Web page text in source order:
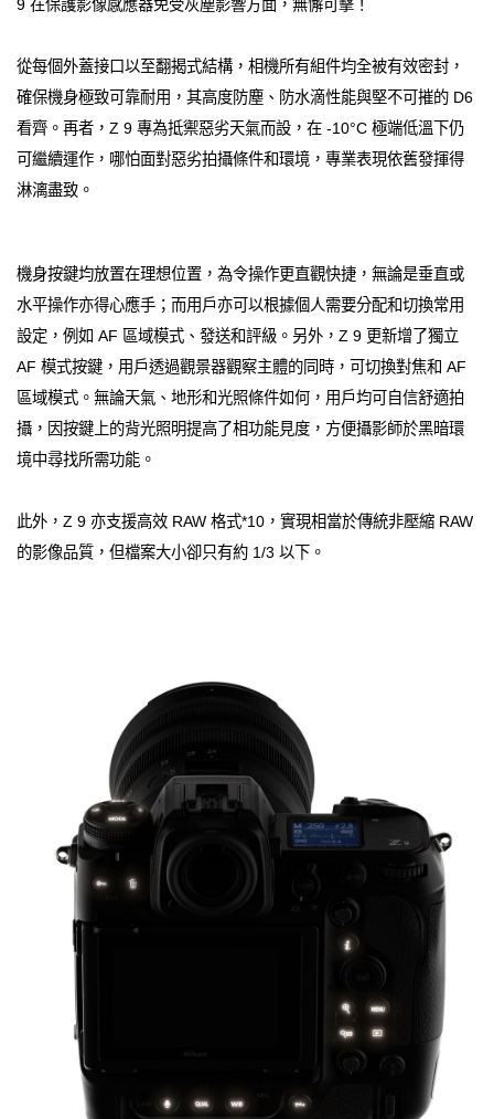
9 在保護影像感應器免受灰塵影響方面，無懈可擊！
從每個外蓋接口以至翻揭式結構，相機所有組件均全被有效密封，
確保機身極致可靠耐用，其高度防塵、防水滴性能與堅不可摧的 D6
看齊。再者，Z 9 專為抵禦惡劣天氣而設，在 -10°C 極端低溫下仍
可繼續運作，哪怕面對惡劣拍攝條件和環境，專業表現依舊發揮得
淋漓盡致。
機身按鍵均放置在理想位置，為令操作更直觀快捷，無論是垂直或
水平操作亦得心應手；而用戶亦可以根據個人需要分配和切換常用
設定，例如 AF 區域模式、發送和評級。另外，Z 9 更新增了獨立
AF 模式按鍵，用戶透過觀景器觀察主體的同時，可切換對焦和 AF
區域模式。無論天氣、地形和光照條件如何，用戶均可自信舒適拍
攝，因按鍵上的背光照明提高了相功能見度，方便攝影師於黑暗環
境中尋找所需功能。
此外，Z 9 亦支援高效 RAW 格式*10，實現相當於傳統非壓縮 RAW
的影像品質，但檔案大小卻只有約 1/3 以下。